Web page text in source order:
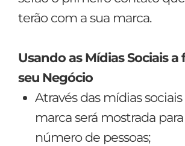
terão com a sua marca.
Usando as Mídias Sociais a
seu Negócio
Através das mídias sociais
marca será mostrada
número de pessoas;